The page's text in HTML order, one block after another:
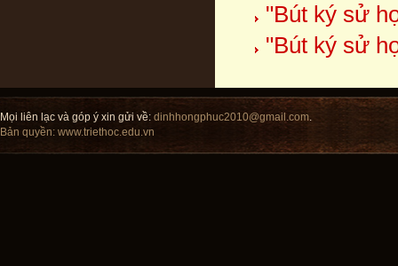
"Bút ký sử
"Bút ký sử
Mọi liên lạc và góp ý xin gửi về: dinhhongphuc2010@gmail.com.
Bản quyền: www.triethoc.edu.vn